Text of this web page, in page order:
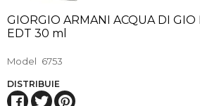
GIORGIO ARMANI ACQUA DI
EDT 30 ml
Model 6753
DISTRIBUIE